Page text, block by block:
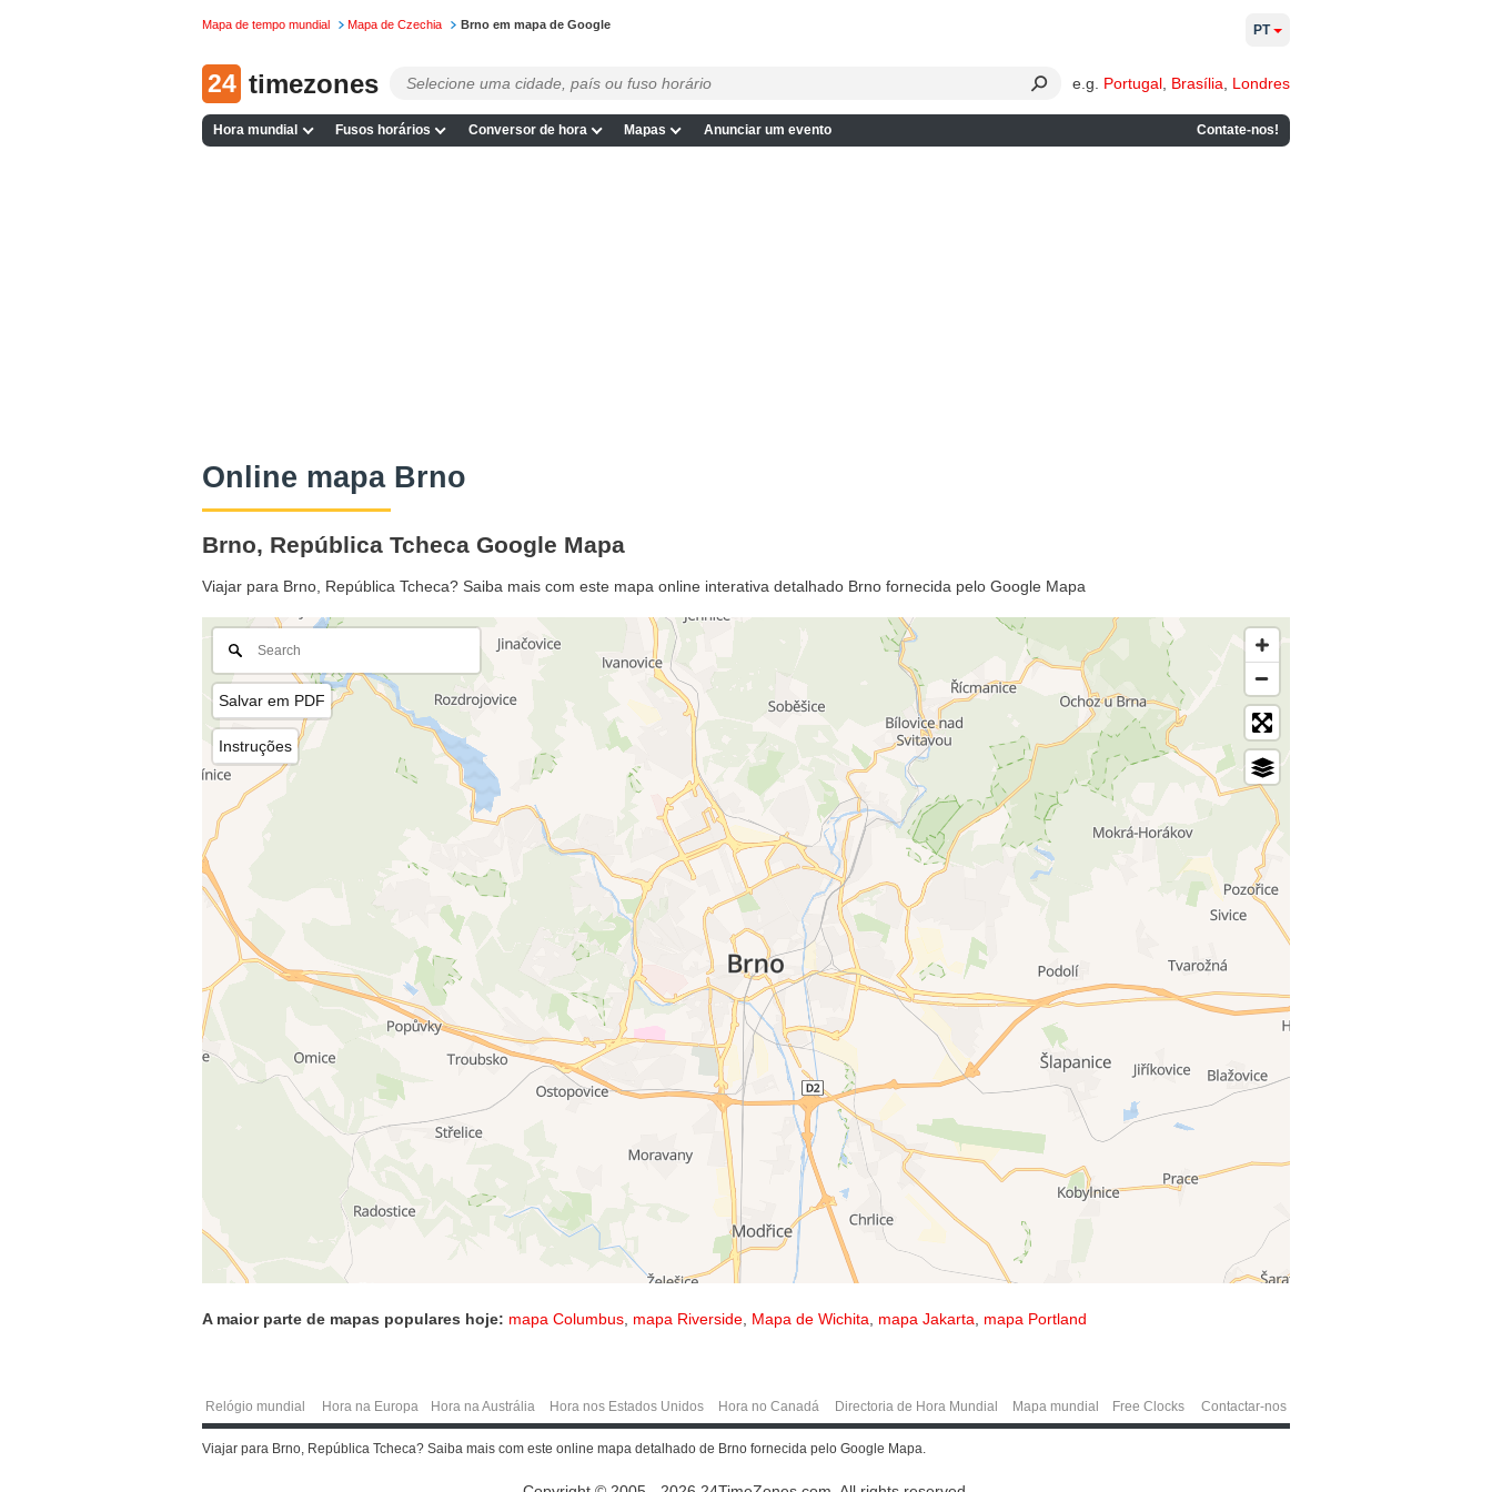
Mapa de tempo mundial Mapa de Czechia Brno em mapa de Google
24 timezones e.g. Portugal Brasília Londres
Hora mundial Fusos horários Conversor de hora Mapas Anunciar um evento Contate-nos!
PT
Online mapa Brno
Brno, República Tcheca Google Mapa
Viajar para Brno, República Tcheca? Saiba mais com este mapa online interativa detalhado Brno fornecida pelo Google Mapa
Salvar em PDF
Instruções
A maior parte de mapas populares hoje: mapa Columbus mapa Riverside Mapa de Wichita mapa Jakarta mapa Portland
Relógio mundial Hora na Europa Hora na Austrália Hora nos Estados Unidos Hora no Canadá Directoria de Hora Mundial Mapa mundial Free Clocks Contactar-nos
Viajar para Brno, República Tcheca? Saiba mais com este online mapa detalhado de Brno fornecida pelo Google Mapa.